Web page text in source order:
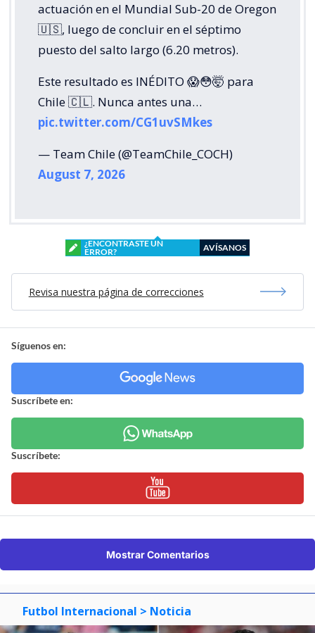
actuación en el Mundial Sub-20 de Oregon
🇺🇸, luego de concluir en el séptimo
puesto del salto largo (6.20 metros).
Este resultado es INÉDITO 😱😳🤯 para
Chile 🇨🇱. Nunca antes una…
pic.twitter.com/CG1uvSMkes
— Team Chile (@TeamChile_COCH)
August 7, 2026
¿ENCONTRASTE UN
ERROR?
AVÍSANOS
Revisa nuestra página de correcciones
Síguenos en:
Suscríbete en:
Suscríbete:
Mostrar Comentarios
Futbol Internacional > Noticia